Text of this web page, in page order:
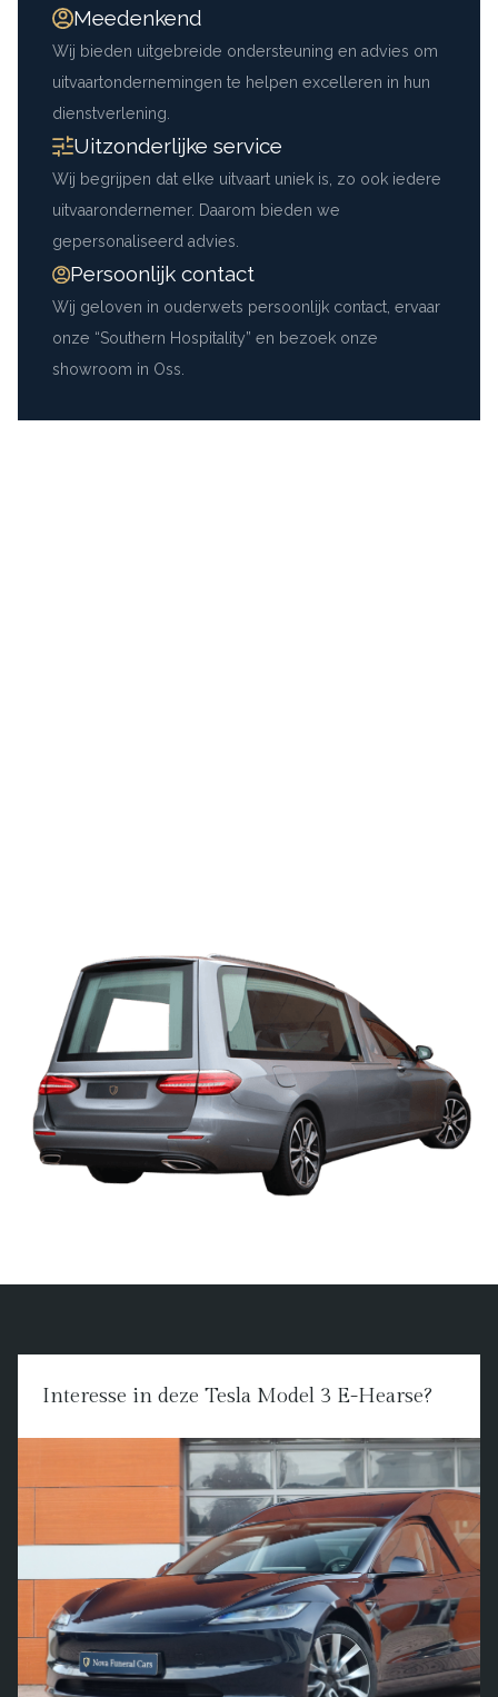
Meedenkend
Wij bieden uitgebreide ondersteuning en advies om
uitvaartondernemingen te helpen excelleren in hun
dienstverlening.
Uitzonderlijke service
Wij begrijpen dat elke uitvaart uniek is, zo ook iedere
uitvaarondernemer. Daarom bieden we
gepersonaliseerd advies.
Persoonlijk contact
Wij geloven in ouderwets persoonlijk contact, ervaar
onze “Southern Hospitality” en bezoek onze
showroom in Oss.
Interesse in deze Tesla Model 3 E-Hearse?